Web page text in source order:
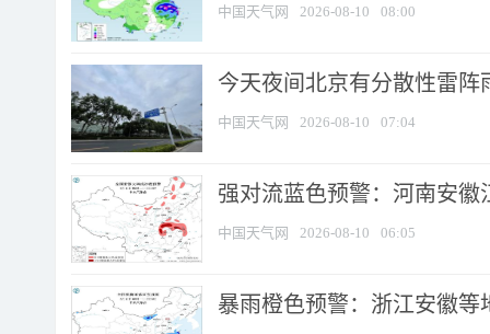
中国天气网 2026-08-10 08:00
今天夜间北京有分散性雷
中国天气网 2026-08-10 07:04
强对流蓝色预警：河南安徽
中国天气网 2026-08-10 06:05
暴雨橙色预警：浙江安徽等